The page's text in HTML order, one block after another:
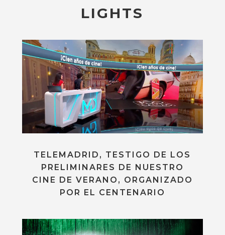
LIGHTS
TELEMADRID, TESTIGO DE LOS
PRELIMINARES DE NUESTRO
CINE DE VERANO, ORGANIZADO
POR EL CENTENARIO